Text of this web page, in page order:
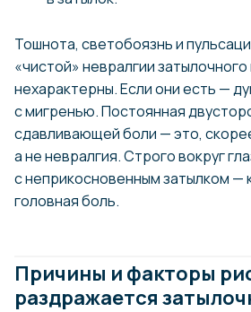
Тошнота, светобоязнь и
«чистой» невралгии
нехарактерны. Если они есть —
с мигренью. Постоянная
сдавливающей боли — это,
а не невралгия. Строго вокруг
с неприкосновенным затылком —
головная боль.
Причины и факторы
раздражается